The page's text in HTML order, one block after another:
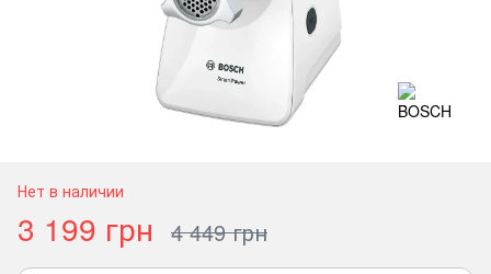
Нет в наличии
3 199 грн 4 449 грн